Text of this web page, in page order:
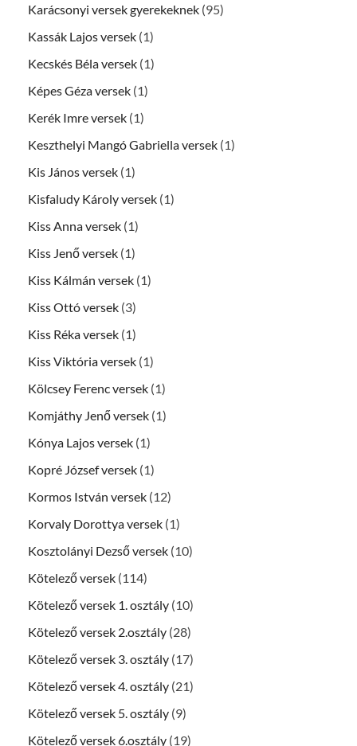
Karácsonyi versek gyerekeknek (95)
Kassák Lajos versek (1)
Kecskés Béla versek (1)
Képes Géza versek (1)
Kerék Imre versek (1)
Keszthelyi Mangó Gabriella versek (1)
Kis János versek (1)
Kisfaludy Károly versek (1)
Kiss Anna versek (1)
Kiss Jenő versek (1)
Kiss Kálmán versek (1)
Kiss Ottó versek (3)
Kiss Réka versek (1)
Kiss Viktória versek (1)
Kölcsey Ferenc versek (1)
Komjáthy Jenő versek (1)
Kónya Lajos versek (1)
Kopré József versek (1)
Kormos István versek (12)
Korvaly Dorottya versek (1)
Kosztolányi Dezső versek (10)
Kötelező versek (114)
Kötelező versek 1. osztály (10)
Kötelező versek 2.osztály (28)
Kötelező versek 3. osztály (17)
Kötelező versek 4. osztály (21)
Kötelező versek 5. osztály (9)
Kötelező versek 6.osztály (19)